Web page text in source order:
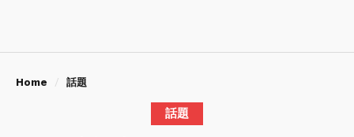
Home 話題
話題